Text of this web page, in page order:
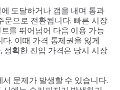
도달하거나 갭을 내며 통과
문으로 전환됩니다. 빠른 시장
를 뛰어넘어 다음 이용 가능
. 이때 가격 통제권을 잃게
정확한 진입 가격은 당시 시장
문제가 발생할 수 있습니다.